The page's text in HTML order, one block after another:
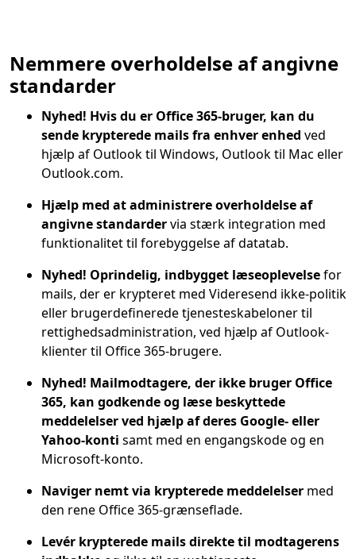
Nemmere overholdelse af angivne
standarder
Nyhed! Hvis du er Office 365-bruger, kan du
sende krypterede mails fra enhver enhed ved
hjælp af Outlook til Windows, Outlook til Mac eller
Outlook.com.
Hjælp med at administrere overholdelse af
angivne standardervia stærk integration med
funktionalitet til forebyggelse af datatab.
Nyhed! Oprindelig, indbygget læseoplevelsefor
mails, der er krypteret med Videresend ikke-politik
eller brugerdefinerede tjenesteskabeloner til
rettighedsadministration, ved hjælp af Outlook-
klienter til Office 365-brugere.
Nyhed! Mailmodtagere, der ikke bruger Office
365, kan godkende og læse beskyttede
meddelelser ved hjælp af deres Google- eller
Yahoo-konti samt med en engangskode og en
Microsoft-konto.
Naviger nemt via krypterede meddelelser med
den rene Office 365-grænseflade.
Levér krypterede mails direkte til modtagerens